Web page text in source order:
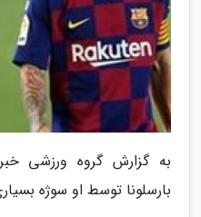
به گزارش گروه ورزشی
بارسلونا توسط او سوژه